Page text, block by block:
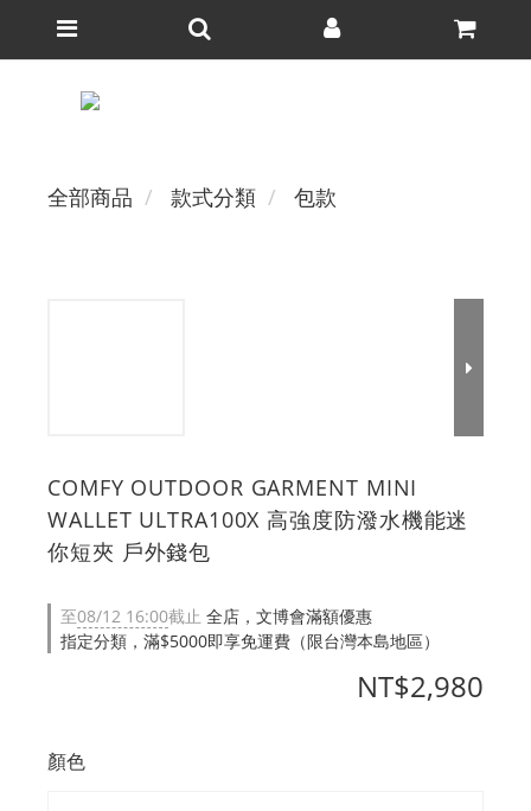
全部商品 款式分類 包款
COMFY OUTDOOR GARMENT MINI
WALLET ULTRA100X 高強度防潑水機能迷
你短夾 戶外錢包
至08/12 16:00截止 全店，文博會滿額優惠
指定分類，滿$5000即享免運費（限台灣本島地區）
NT$2,980
顏色